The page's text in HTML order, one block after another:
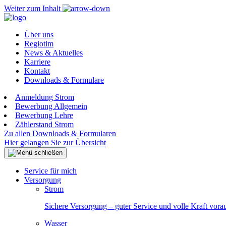
Weiter zum Inhalt
Über uns
Regiotim
News & Aktuelles
Karriere
Kontakt
Downloads & Formulare
Anmeldung Strom
Bewerbung Allgemein
Bewerbung Lehre
Zählerstand Strom
Zu allen Downloads & Formularen
Hier gelangen Sie zur Übersicht
Service für mich
Versorgung
Strom
Sichere Versorgung – guter Service und volle Kraft
Wasser